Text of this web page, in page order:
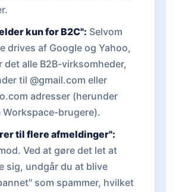
kun for B2C": Selvom
drives af Google og Yahoo,
det alle B2B-virksomheder,
til @gmail.com eller
adresser (herunder
Workspace-brugere).
til flere afmeldinger":
Ved at gøre det let at
sig, undgår du at blive
som spammer, hvilket